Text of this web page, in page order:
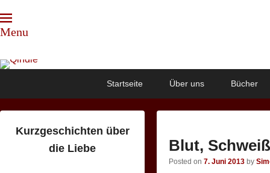
Menu
Qindie
Das Autorenkorrektiv
Startseite Über uns Bücher
Blut,
Posted on 7. Juni 2013 by
Kurzgeschichten über
die Liebe